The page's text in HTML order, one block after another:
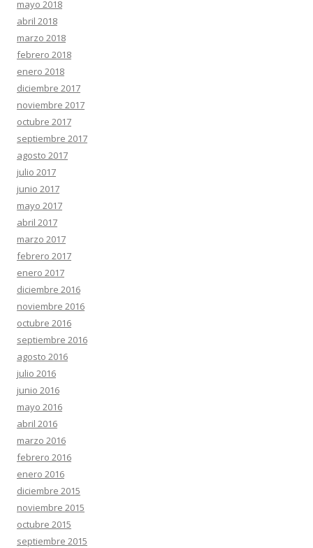
mayo 2018
abril 2018
marzo 2018
febrero 2018
enero 2018
diciembre 2017
noviembre 2017
octubre 2017
septiembre 2017
agosto 2017
julio 2017
junio 2017
mayo 2017
abril 2017
marzo 2017
febrero 2017
enero 2017
diciembre 2016
noviembre 2016
octubre 2016
septiembre 2016
agosto 2016
julio 2016
junio 2016
mayo 2016
abril 2016
marzo 2016
febrero 2016
enero 2016
diciembre 2015
noviembre 2015
octubre 2015
septiembre 2015